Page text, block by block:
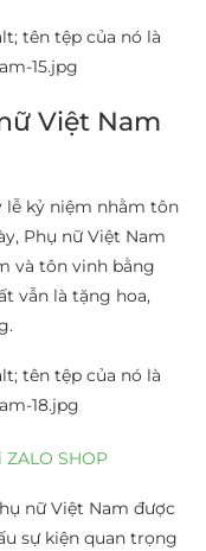
Việt Nam
lễ kỷ niệm nhằm tôn
Phụ nữ Việt Nam
và tôn vinh bằng
vẫn là tặng hoa,
SHOP
nữ Việt Nam được
sự kiện quan trọng